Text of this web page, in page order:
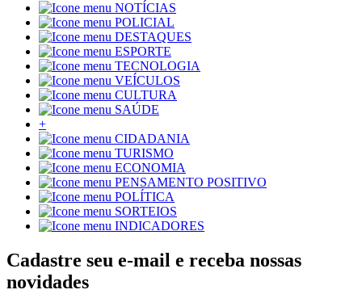
NOTÍCIAS
POLICIAL
DESTAQUES
ESPORTE
TECNOLOGIA
VEÍCULOS
CULTURA
SAÚDE
+
CIDADANIA
TURISMO
ECONOMIA
PENSAMENTO POSITIVO
POLÍTICA
SORTEIOS
INDICADORES
Cadastre seu e-mail e receba nossas
novidades